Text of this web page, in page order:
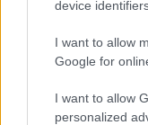
device
I want to allow
Google for
I want to allow
personalized
IGAZI
NYITJÁK MEG
Hétfőn hajnali
használhatja az